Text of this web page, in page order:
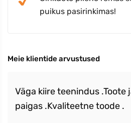
puikus pasirinkimas!
Meie klientide arvustused
Väga kiire teenindus .Toote
paigas .Kvaliteetne toode .